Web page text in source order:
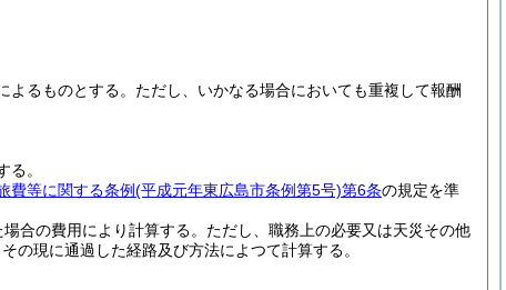
るものとする。 ただし、いかなる場合においても重複して報酬
。
費等に関する条例(平成元年東広島市条例第5号)第6条の規定を準
合の費用により計算する。 ただし、職務上の必要又は天災その他
の現に通過した経路及び方法によつて計算する。